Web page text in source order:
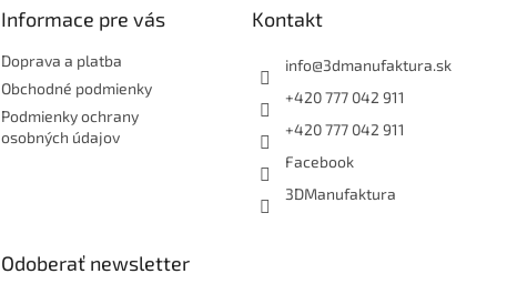
Informace pre vás
Doprava a platba
Obchodné podmienky
Podmienky ochrany
osobných údajov
Kontakt
info@3dmanufaktura.sk
+420 777 042 911
+420 777 042 911
Facebook
3DManufaktura
Odoberať newsletter